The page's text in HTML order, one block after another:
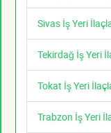
Sivas İş Yeri
Tekirdağ İş Yeri
Tokat İş Yeri
Trabzon İş Yeri